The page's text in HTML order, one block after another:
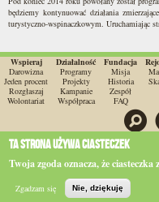
Ta strona używa ciasteczek
Twoja zgoda oznacza, że ciasteczka
Zgadzam się Nie, dziękuję
Szukaj Topo
będziemy kontynuować działania
turystyczno-wspinaczkowym. Uruchamiając
Wspieraj
Darowizna
Jeden procent
Rozgłaszaj
Wolontariat
Działalność
Programy
Projekty
Kampanie
Współpraca
Fundacja
Misja
Historia
Zespół
FAQ
O ile nie jest to stwierdzone inaczej,
Wszystkie znaki towarowe stanowią własność
ul. Wincentego Pola 66a 33-300, Nowy Sącz
18 541 77 30 KRS:0000331588• NIP: